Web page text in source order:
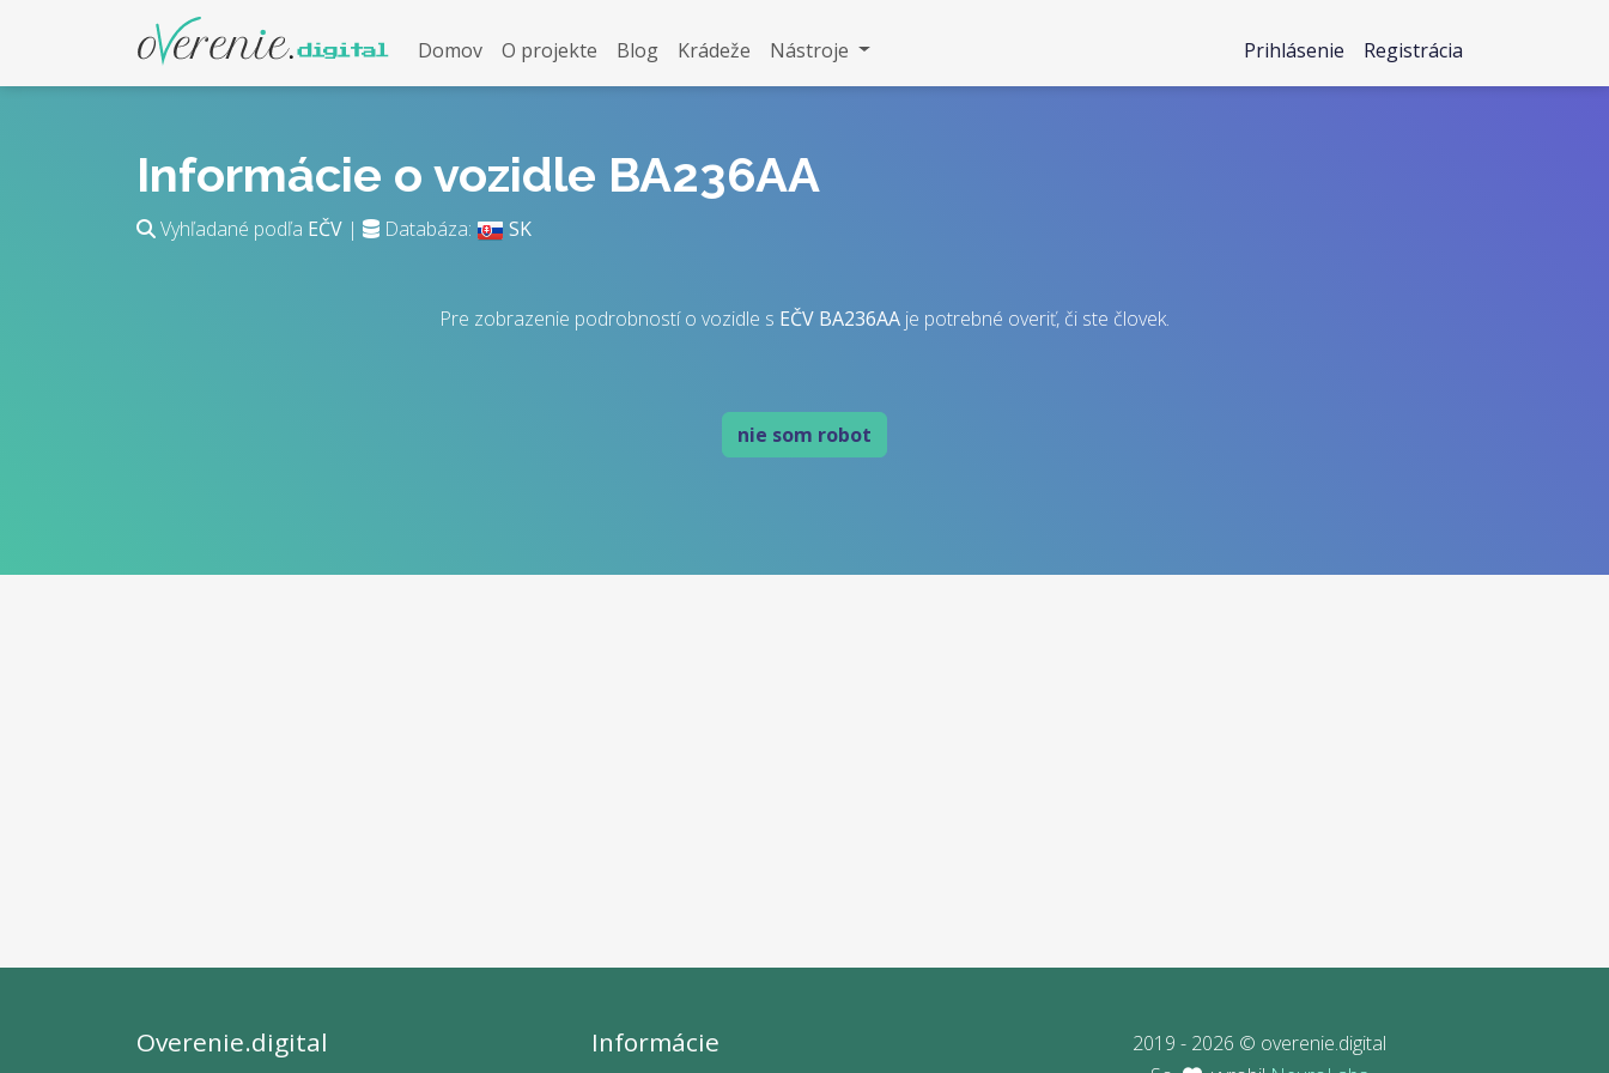
Domov O projekte Blog Krádeže Nástroje Prihlásenie Registrácia
Informácie o vozidle BA236AA
Vyhľadané podľa EČV | Databáza: SK
Pre zobrazenie podrobností o vozidle s EČV BA236AA je potrebné overiť, či ste človek.
nie som robot
Overenie.digital Informácie
2019 - 2026 © overenie.digital